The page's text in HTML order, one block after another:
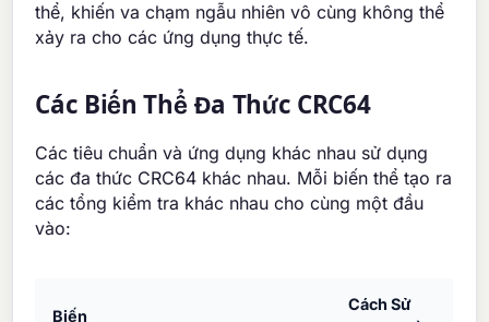
thể, khiến va chạm ngẫu nhiên vô cùng không thể
xảy ra cho các ứng dụng thực tế.
Các Biến Thể Đa Thức CRC64
Các tiêu chuẩn và ứng dụng khác nhau sử dụng
các đa thức CRC64 khác nhau. Mỗi biến thể tạo ra
các tổng kiểm tra khác nhau cho cùng một đầu
vào:
Biến
Cách Sử